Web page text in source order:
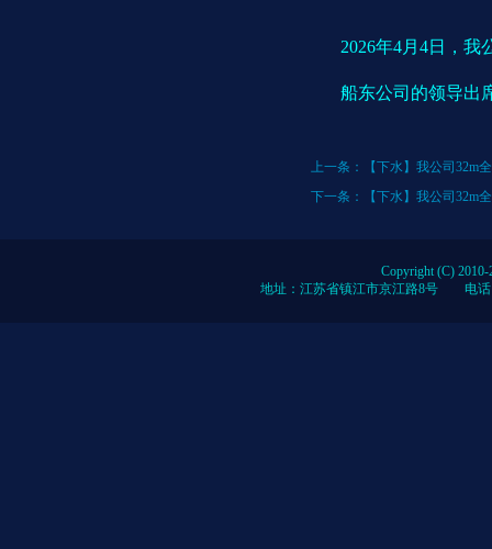
2026年4月4日，我公
船东公司的领导出
上一条：
【下水】我公司32m
下一条：
【下水】我公司32m
Copyright (C)
地址：江苏省镇江市京江路8号 电话